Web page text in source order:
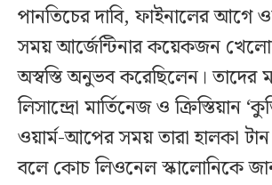
পানতিচের দাবি, ফাইনালের আগে
সময় আর্জেন্টিনার কয়েকজন
অস্বস্তি অনুভব করেছিলেন। তাদের
লিসান্দ্রো মার্তিনেজ ও ক্রিস্তিয়ান
ওয়ার্ম-আপের সময় তারা হালকা
বলে কোচ লিওনেল স্কালোনিকে